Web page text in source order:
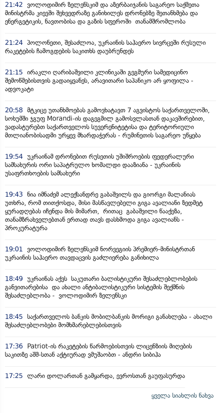
21:42
ვოლოდიმირ ზელენსკიმ და აზერბაიჯანის საგარეო საქმეთა
მინისტრმა კიევში შეხვედრაზე განიხილეს დრონებზე შეთანხმება და
ენერგეტიკის, ნავთობისა და გაზის სფეროში თანამშრომლობა
21:24 პოლონეთი, შესაძლოა, უკრაინის საჰაერო სივრცეში რუსული
რაკეტების ჩამოგდების საკითხს დაუბრუნდეს
21:15 ირაკლი ღარიბაშვილი კლინიკაში გეგმური სამედიცინო
შემოწმებისთვის გადაიყვანეს, არავითარი საპანიკო არ ყოფილა -
ადვოკატი
20:58 მტკიცე უთანხმოებას გამოვხატავთ 7 აგვისტოს საქართველოში,
სოხუმში ჯგუფ Morandi-ის დაგეგმილ გამოსვლასთან დაკავშირებით,
ვადასტურებთ საქართველოს სუვერენიტეტისა და ტერიტორიული
მთლიანობისადმი ურყევ მხარდაჭერას - რუმინეთის საგარეო უწყება
19:54 უკრაინამ დრონებით რუსეთის უშიშროების ფედერალური
სამსახურის ორი საპატრულო ხომალდი დააზიანა - უკრაინის
უსაფრთხოების სამსახური
19:43 ნია იმნაძემ ალექსანდრე გაბაშვილს და გიორგი მალანიას
უთხრა, რომ თითქოსდა, მისი მასწავლებელი გიგა ავალიანი ზედმეტ
ყურადღებას იჩენდა მის მიმართ, რითაც გაბაშვილი წააქეზა,
თანამზრახველებთან ერთად თავს დასხმოდა გიგა ავალიანს -
პროკურატურა
19:01
ვოლოდიმირ ზელენსკიმ ნორვეგიის პრემიერ-მინისტრთან
უკრაინის საჰაერო თავდაცვის გაძლიერება განიხილა
18:49 უკრაინას აქვს საკუთარი ბალისტიკური შესაძლებლობების
განვითარებისა და ახალი ანტიბალისტიკური სისტემის შექმნის
შესაძლებლობა - ვოლოდიმირ ზელენსკი
18:45 საქართველოს ბანკის მობილბანკის მორიგი განახლება - ახალი
შესაძლებლობები მომხმარებლებისთვის
17:36
Patriot-ის რაკეტების წარმოებისთვის ლიცენზიის მიღების
საკითზე აშშ-სთან აქტიურად ვმუშაობთ - ანდრი სიბიჰა
17:25 ლარი დოლართან გამყარდა, ევროსთან გაუფასურდა
ყველა სიახლის ნახვა